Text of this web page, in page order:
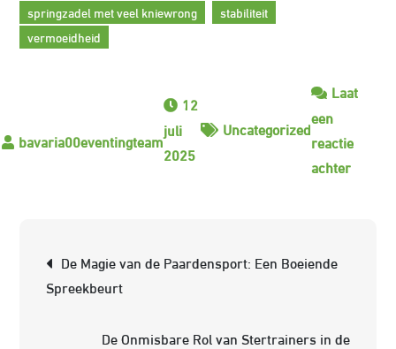
springzadel met veel kniewrong
stabiliteit
vermoeidheid
12
juli
2025
Uncategorized
Laat
een
reactie
achterop
De Magie van de Paardensport: Een Boeiende
Spreekbeurt
De Onmisbare Rol van Stertrainers in de